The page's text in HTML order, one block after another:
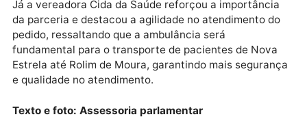
mais precisa, especialmente nos momentos mais
delicados.”
O evento contou com a presença de diversas
lideranças locais, entre eles o vice prefeito Alcides
também ressaltou o trabalho do parlamentar.